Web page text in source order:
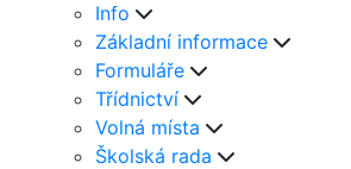
Info
Základní informace
Formuláře
Třídnictví
Volná místa
Školská rada